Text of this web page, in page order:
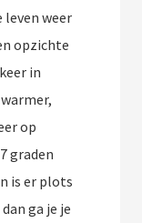
leven weer
opzichte
in
op
graden
is er plots
ga je je